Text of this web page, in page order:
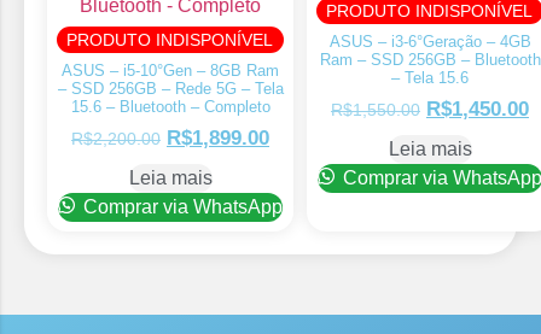
PRODUTO INDISPONÍVEL
ASUS – i5-10°Gen – 8GB Ram
– SSD 256GB – Rede 5G – Tela
15.6 – Bluetooth – Completo
R$2,200.00 R$1,899.00
Leia mais
Comprar via WhatsApp
PRODUTO INDISPONÍVEL
ASUS – i3-6°Geração – 4GB
Ram – SSD 256GB – Bluetooth
– Tela 15.6
R$1,550.00 R$1,450.00
Leia mais
Comprar via WhatsApp